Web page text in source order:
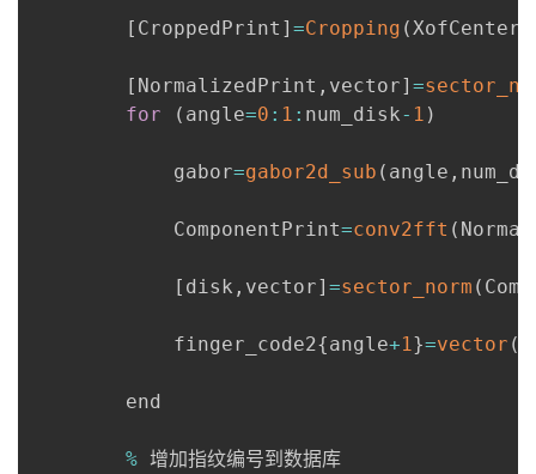
[ CroppedPrint ] =Cropping (XofCenter
[ NormalizedPrint , vector] =
for
( angle=0 : 1 : num_disk- 1 )
            gabor
=gabor2d_sub ( angle ,
            ComponentPrint
=conv2fft (
[ disk , vector] =sector_norm (
            finger_code2
{angle+1}=vector (
        end
% 增加指纹编号到数据库